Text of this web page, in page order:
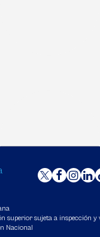
superior sujeta a inspección y
Nacional